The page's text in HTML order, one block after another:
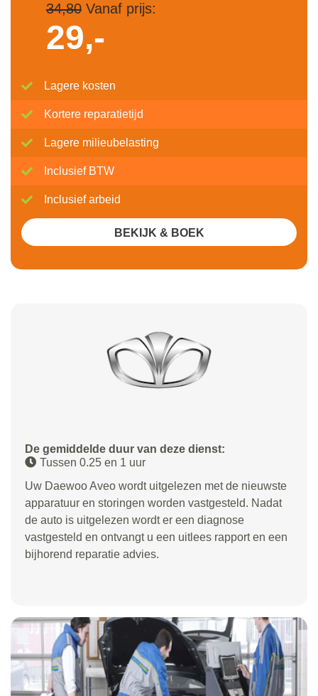
De gemiddelde duur van deze dienst:
Tussen 0.25 en 1 uur
Uw Daewoo Aveo wordt uitgelezen met de nieuwste
apparatuur en storingen worden vastgesteld. Nadat
de auto is uitgelezen wordt er een diagnose
vastgesteld en ontvangt u een uitlees rapport en een
bijhorend reparatie advies.
34,80Vanaf prijs:
29,-
Lagere kosten
Kortere reparatietijd
Lagere milieubelasting
Inclusief BTW
Inclusief arbeid
BEKIJK & BOEK